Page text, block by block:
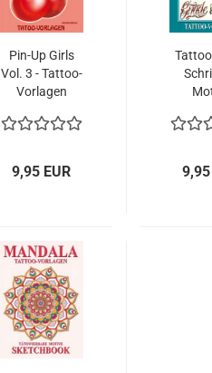
Pin-Up Girls
Vol. 3 - Tattoo-
Vorlagen
9,95 EUR 9,95